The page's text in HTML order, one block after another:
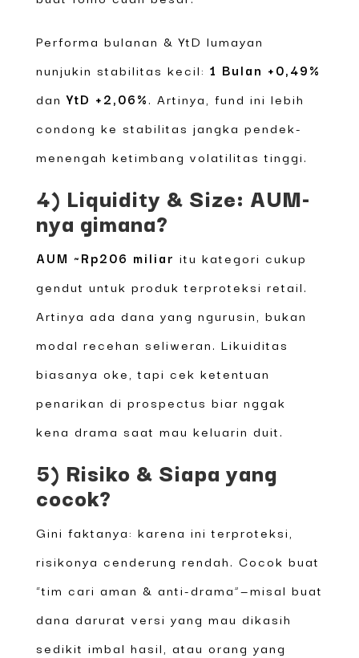
Performa bulanan & YtD lumayan
nunjukin stabilitas kecil: 1 Bulan +0,49%
danYtD +2,06%. Artinya, fund ini lebih
condong ke stabilitas jangka pendek-
menengah ketimbang volatilitas tinggi.
4) Liquidity & Size: AUM-
nya gimana?
AUM ~Rp206 miliar itu kategori cukup
gendut untuk produk terproteksi retail.
Artinya ada dana yang ngurusin, bukan
modal recehan seliweran. Likuiditas
biasanya oke, tapi cek ketentuan
penarikan di prospectus biar nggak
kena drama saat mau keluarin duit.
5) Risiko & Siapa yang
cocok?
Gini faktanya: karena ini terproteksi,
risikonya cenderung rendah. Cocok buat
“tim cari aman & anti-drama”—misal buat
dana darurat versi yang mau dikasih
sedikit imbal hasil, atau orang yang